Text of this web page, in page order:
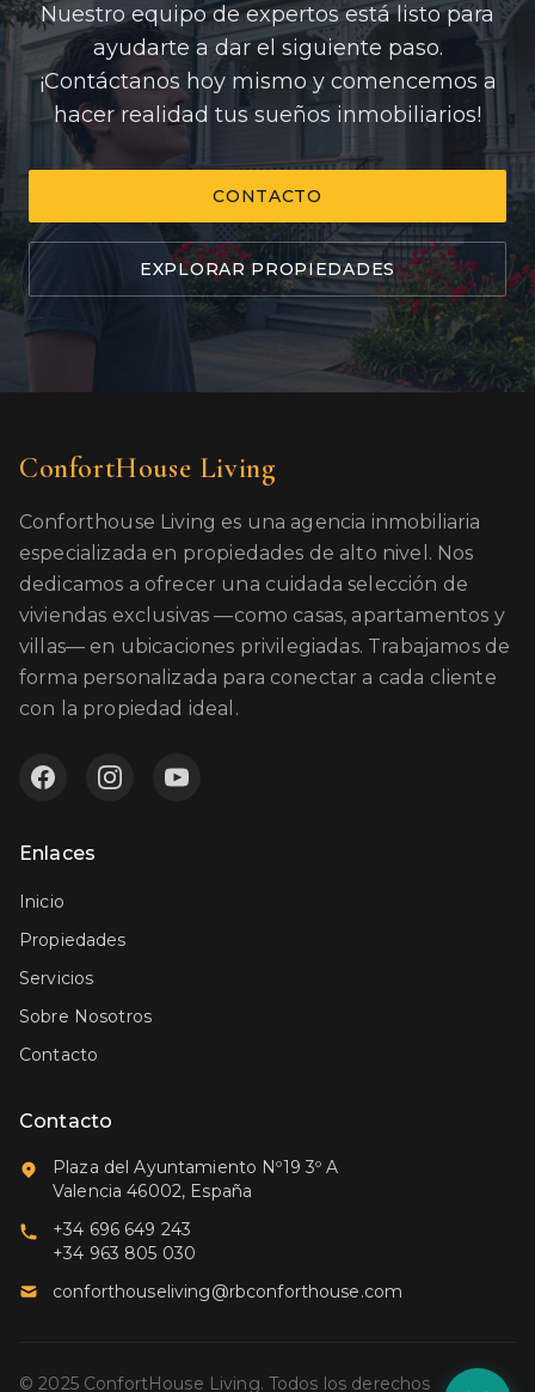
Nuestro equipo de expertos está listo para
ayudarte a dar el siguiente paso.
¡Contáctanos hoy mismo y comencemos a
hacer realidad tus sueños inmobiliarios!
CONTACTO
EXPLORAR PROPIEDADES
ConfortHouse Living
Conforthouse Living es una agencia inmobiliaria
especializada en propiedades de alto nivel. Nos
dedicamos a ofrecer una cuidada selección de
viviendas exclusivas —como casas, apartamentos y
villas— en ubicaciones privilegiadas. Trabajamos de
forma personalizada para conectar a cada cliente
con la propiedad ideal.
Enlaces
Inicio
Propiedades
Servicios
Sobre Nosotros
Contacto
Contacto
Plaza del Ayuntamiento Nº19 3º A
Valencia 46002, España
+34 696 649 243
+34 963 805 030
conforthouseliving@rbconforthouse.com
© 2025 ConfortHouse Living. Todos los derechos